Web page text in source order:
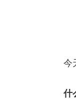
今
什